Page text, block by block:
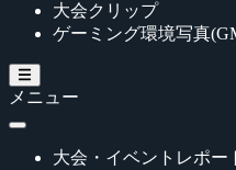
大会クリップ
ゲーミング環境写真
メニュー
大会・イベントレポー